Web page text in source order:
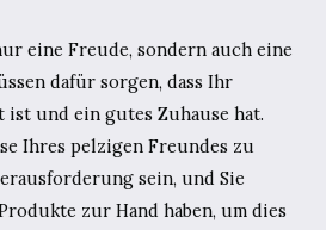
eine Freude, sondern auch eine
dafür sorgen, dass Ihr
und ein gutes Zuhause hat.
Ihres pelzigen Freundes zu
sein, und Sie
zur Hand haben, um dies